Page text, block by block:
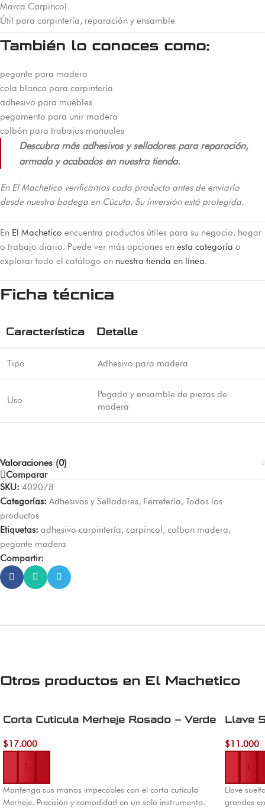
Marca Carpincol
Útil para carpintería, reparación y ensamble
También lo conoces como:
pegante para madera
cola blanca para carpintería
adhesivo para muebles
pegamento para unir madera
colbón para trabajos manuales
Descubra más adhesivos y selladores para reparación,
armado y acabados en nuestra tienda.
En El Machetico verificamos cada producto antes de enviarlo
desde nuestra bodega en Cúcuta. Su inversión está protegida.
En El Machetico encuentra productos útiles para su negocio, hogar
o trabajo diario. Puede ver más opciones en esta categoría o
explorar todo el catálogo en nuestra tienda en línea.
Ficha técnica
Característica Detalle
Tipo Adhesivo para madera
Uso
Pegado y ensamble de piezas de
madera
Valoraciones (0)
Comparar
SKU: 402078
Categorías: Adhesivos y Selladores, Ferretería, Todos los
productos
Etiquetas: adhesivo carpintería, carpincol, colbon madera,
pegante madera
Compartir:
Otros productos en El Machetico
Corta Cuticula Merheje Rosado – Verde
$17.000
Añadir al carrito
Mantenga sus manos impecables con el corta cutícula
Merheje. Precisión y comodidad en un solo instrumento.
Llave
$11.000
Añadir al
Llave
grandes